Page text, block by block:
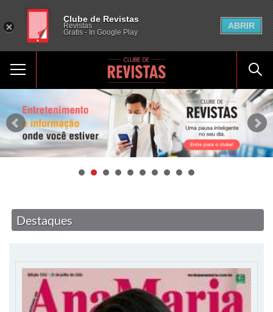
Destaques
Clube de Revistas
Revistas
Gratis - In Google Play
ABRIR